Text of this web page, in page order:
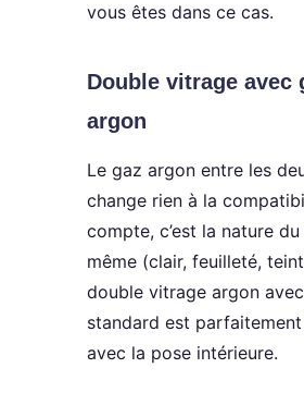
vous êtes dans ce cas.
Double vitrage avec
argon
Le gaz argon entre les
change rien à la
compte, c’est la nature
même (clair, feuilleté,
double vitrage argon
standard est
avec la pose intérieure.